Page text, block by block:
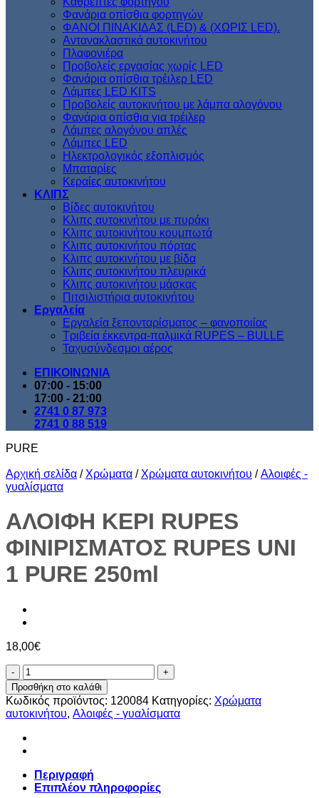
Φανάρια οπίσθια φορτηγών
ΦΑΝΟΙ ΠΙΝΑΚΙΔΑΣ (LED) & (XΩΡΙΣ LED).
Aντανακλαστικά αυτοκινήτου
Πλαφονιέρα
Προβολείς εργασίας χωρίς LED
Φανάρια οπίσθια τρέιλερ LED
Λάμπες LED KITS
Προβολείς αυτοκινήτου με λάμπα αλογόνου
Φανάρια οπίσθια για τρέιλερ
Λάμπες αλογόνου απλές
Λάμπες LED
Ηλεκτρολογικός εξοπλισμός
Μπαταρίες
Κεραίες αυτοκινήτου
ΚΛΙΠΣ
Βίδες αυτοκινήτου
Kλιπς αυτοκινήτου με πυράκι
Kλιπς αυτοκινήτου κουμπωτά
Κλιπς αυτοκινήτου πόρτας
Κλιπς αυτοκινήτου με βίδα
Kλιπς αυτοκινήτου πλευρικά
Kλιπς αυτοκινήτου μάσκας
Πιτσιλιστήρια αυτοκινήτου
Εργαλεία
Εργαλεία ξεπονταρίσματος – φανοποιίας
Τριβεία έκκεντρα-παλμικά RUPES – BULLE
Ταχυσύνδεσμοι αέρος
ΕΠΙΚΟΙΝΩΝΙΑ
07:00 - 15:00
17:00 - 21:00
2741 0 87 973
2741 0 88 519
PURE
Αρχική σελίδα / Χρώματα / Χρώματα αυτοκινήτου / Aλοιφές -
γυαλίσματα
ΑΛΟΙΦΗ KEΡΙ RUPES
ΦΙΝΙΡIΣΜΑΤΟΣ RUPES UNI
1 PURE 250ml
18,00€
ΑΛΟΙΦΗ
KEΡΙ
RUPES
ΦΙΝΙΡIΣΜΑΤΟΣ
RUPES
UNI
1
250ml
ποσότητα
Προσθήκη στο καλάθι
Κωδικός προϊόντος: 120084 Κατηγορίες: Χρώματα
αυτοκινήτου, Aλοιφές - γυαλίσματα
Περιγραφή
Επιπλέον πληροφορίες